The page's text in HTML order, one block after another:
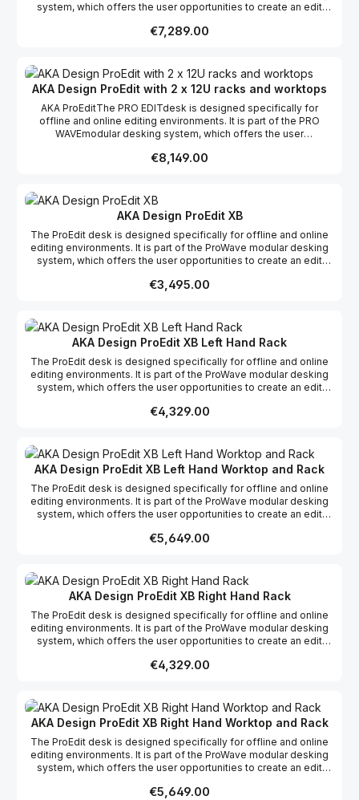
and flat packed for easy shipping & installation
system, which offers the user opportunities to create an edit
grading, mixing or VFX, incorporating the possibility of more
ship and assemble on site.
Regular price:
€7,289.00
AKA Design ProEdit with 2 x 12U racks and worktops
AKA ProEditThe PRO EDITdesk is designed specifically for
offline and online editing environments. It is part of the PRO
WAVEmodular desking system, which offers the user
requirements incorporating the possibility of more racks and
Three 3u top racks and capabilities for integration of bottom 12u
racks Deep monitor bridge to house Grade 1 and wide screen
monitors (optional flat screen monitor bridge available) Complete
cable management Available in Graphite Grey & Crown Oak
veneer (as shown) and Royal Blue & Crown Maple Self -assembly
and flat packed for easy shipping & installation
Regular price:
€8,149.00
AKA Design ProEdit XB
The ProEdit desk is designed specifically for offline and online
editing environments. It is part of the ProWave modular desking
system, which offers the user opportunities to create an edit
grading, mixing or VFX, incorporating the possibility of more
ship and assemble on site.
Regular price:
€3,495.00
AKA Design ProEdit XB Left Hand Rack
The ProEdit desk is designed specifically for offline and online
editing environments. It is part of the ProWave modular desking
system, which offers the user opportunities to create an edit
grading, mixing or VFX, incorporating the possibility of more
ship and assemble on site.
Regular price:
€4,329.00
AKA Design ProEdit XB Left Hand Worktop and Rack
The ProEdit desk is designed specifically for offline and online
editing environments. It is part of the ProWave modular desking
system, which offers the user opportunities to create an edit
grading, mixing or VFX, incorporating the possibility of more
ship and assemble on site.
Regular price:
€5,649.00
AKA Design ProEdit XB Right Hand Rack
The ProEdit desk is designed specifically for offline and online
editing environments. It is part of the ProWave modular desking
system, which offers the user opportunities to create an edit
grading, mixing or VFX, incorporating the possibility of more
ship and assemble on site.
Regular price:
€4,329.00
AKA Design ProEdit XB Right Hand Worktop and Rack
The ProEdit desk is designed specifically for offline and online
editing environments. It is part of the ProWave modular desking
system, which offers the user opportunities to create an edit
grading, mixing or VFX, incorporating the possibility of more
Regular price:
€5,649.00